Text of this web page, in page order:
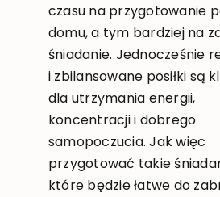
czasu na przygotowanie
domu, a tym bardziej na
śniadanie. Jednocześnie
i zbilansowane posiłki są
dla utrzymania energii,
koncentracji i dobrego
samopoczucia. Jak więc
przygotować takie
które będzie łatwe do